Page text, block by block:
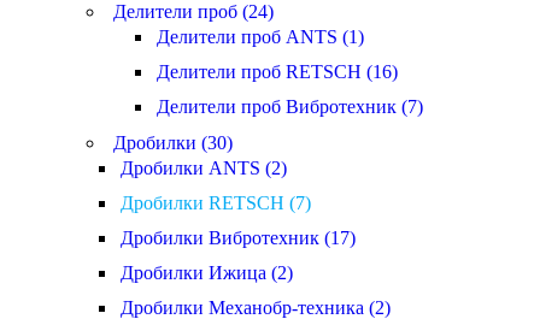
Делители проб (24)
Делители проб ANTS (1)
Делители проб RETSCH (16)
Делители проб Вибротехник (7)
Дробилки (30)
Дробилки ANTS (2)
Дробилки RETSCH (7)
Дробилки Вибротехник (17)
Дробилки Ижица (2)
Дробилки Механобр-техника (2)